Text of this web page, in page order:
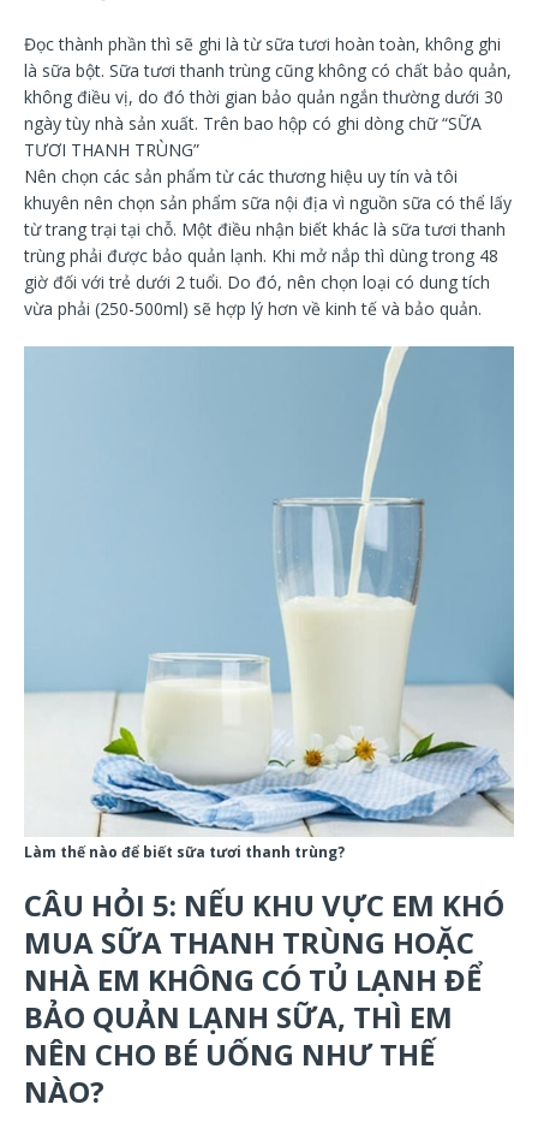
Đọc thành phần thì sẽ ghi là từ sữa tươi hoàn toàn, không ghi
là sữa bột. Sữa tươi thanh trùng cũng không có chất bảo quản,
không điều vị, do đó thời gian bảo quản ngắn thường dưới 30
ngày tùy nhà sản xuất. Trên bao hộp có ghi dòng chữ “SỮA
TƯƠI THANH TRÙNG”
Nên chọn các sản phẩm từ các thương hiệu uy tín và tôi
khuyên nên chọn sản phẩm sữa nội địa vì nguồn sữa có thể lấy
từ trang trại tại chỗ. Một điều nhận biết khác là sữa tươi thanh
trùng phải được bảo quản lạnh. Khi mở nắp thì dùng trong 48
giờ đối với trẻ dưới 2 tuổi. Do đó, nên chọn loại có dung tích
vừa phải (250-500ml) sẽ hợp lý hơn về kinh tế và bảo quản.
Làm thế nào để biết sữa tươi thanh trùng?
CÂU HỎI 5: NẾU KHU VỰC EM KHÓ
MUA SỮA THANH TRÙNG HOẶC
NHÀ EM KHÔNG CÓ TỦ LẠNH ĐỂ
BẢO QUẢN LẠNH SỮA, THÌ EM
NÊN CHO BÉ UỐNG NHƯ THẾ
NÀO?